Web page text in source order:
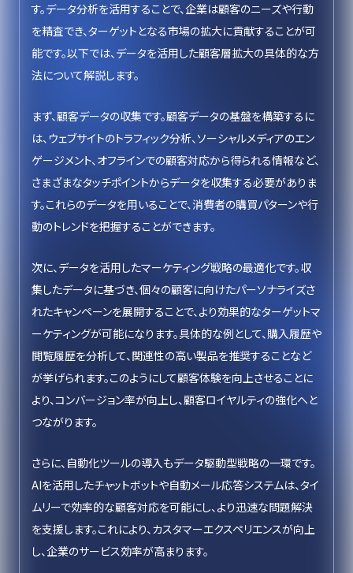
す。データ分析を活用することで、企業は顧客のニーズや行動
を精査でき、ターゲットとなる市場の拡大に貢献することが可
能です。以下では、データを活用した顧客層拡大の具体的な方
法について解説します。
まず、顧客データの収集です。顧客データの基盤を構築するに
は、ウェブサイトのトラフィック分析、ソーシャルメディアのエン
ゲージメント、オフラインでの顧客対応から得られる情報など、
さまざまなタッチポイントからデータを収集する必要がありま
す。これらのデータを用いることで、消費者の購買パターンや行
動のトレンドを把握することができます。
次に、データを活用したマーケティング戦略の最適化です。収
集したデータに基づき、個々の顧客に向けたパーソナライズさ
れたキャンペーンを展開することで、より効果的なターゲットマ
ーケティングが可能になります。具体的な例として、購入履歴や
閲覧履歴を分析して、関連性の高い製品を推奨することなど
が挙げられます。このようにして顧客体験を向上させることに
より、コンバージョン率が向上し、顧客ロイヤルティの強化へと
つながります。
さらに、自動化ツールの導入もデータ駆動型戦略の一環です。
AIを活用したチャットボットや自動メール応答システムは、タイ
ムリーで効率的な顧客対応を可能にし、より迅速な問題解決
を支援します。これにより、カスタマーエクスペリエンスが向上
し、企業のサービス効率が高まります。